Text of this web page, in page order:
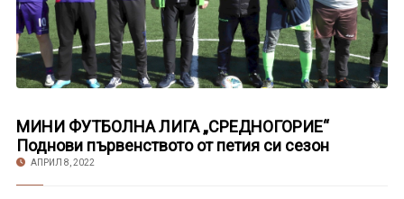
МИНИ ФУТБОЛНА ЛИГА „СРЕДНОГОРИЕ“
Поднови първенството от петия си сезон
АПРИЛ 8, 2022